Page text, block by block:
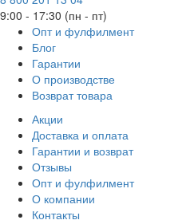
9:00 - 17:30 (пн - пт)
Опт и фулфилмент
Блог
Гарантии
О производстве
Возврат товара
Акции
Доставка и оплата
Гарантии и возврат
Отзывы
Опт и фулфилмент
О компании
Контакты